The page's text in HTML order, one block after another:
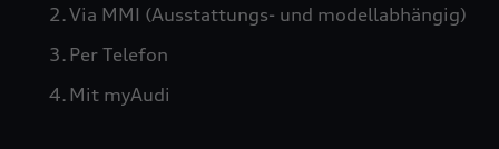
Via MMI (Ausstattungs- und modellabhängig)
Per Telefon
Mit myAudi